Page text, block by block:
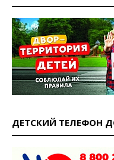
ДЕТСКИЙ ТЕЛЕФОН